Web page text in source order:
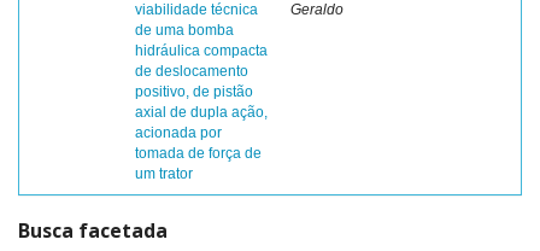
viabilidade técnica
de uma bomba
hidráulica compacta
de deslocamento
positivo, de pistão
axial de dupla ação,
acionada por
tomada de força de
um trator
Geraldo
Busca facetada